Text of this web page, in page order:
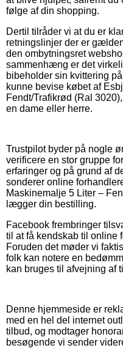
følge af din shopping.
Dertil tilråder vi at du er
retningslinjer der er
den ombytningsret
sammenhæng er det
bibeholder sin kvittering
kunne bevise købet af
Fendt/Trafikrød (Ral
en dame eller herre.
Trustpilot byder på nogle
verificere en stor gruppe
erfaringer og på grund af
sonderer online
Maskinemalje 5 Liter –
lægger din bestilling.
Facebook frembringer
til at få kendskab til online
Foruden det møder vi
folk kan notere en
kan bruges til afvejning af
Denne hjemmeside er
med en hel del internet
tilbud, og modtager
besøgende vi sender